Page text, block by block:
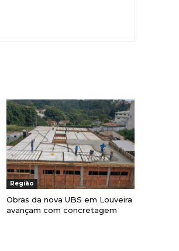
Região
Obras da nova UBS em Louveira
avançam com concretagem